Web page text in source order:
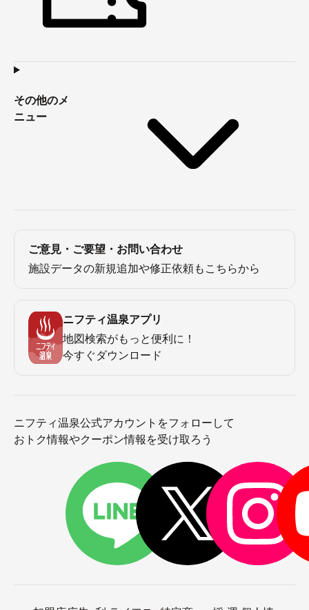
その他のメ
ニュー
ご意見・ご要望・お問い合わせ
施設データの新規追加や修正依頼もこちらから
ニフティ温泉アプリ
地図検索がもっと便利に！
今すぐダウンロード
ニフティ温泉公式アカウントをフォローして
おトク情報やクーポン情報を受け取ろう